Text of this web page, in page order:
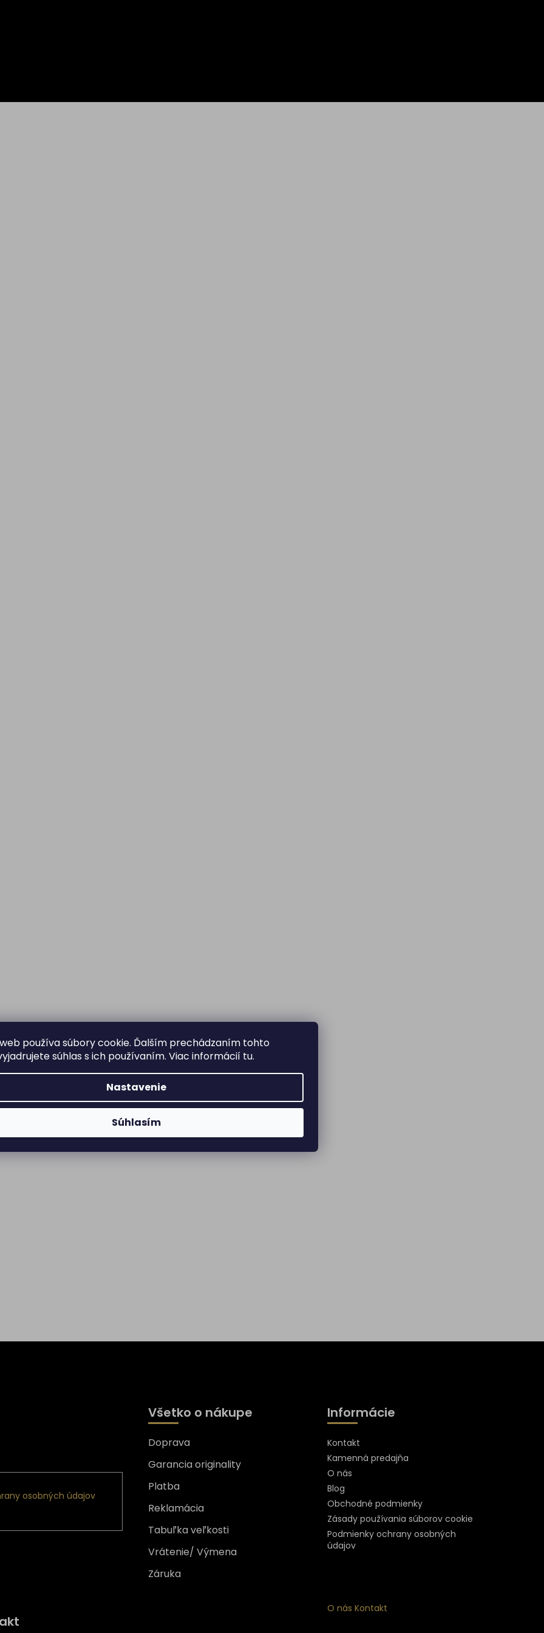
používa súbory cookie. Ďalším prechádzaním tohto
súhlas s ich používaním. Viac informácií tu.
Nastavenie
Súhlasím
osobných údajov
Všetko o nákupe
Doprava
Garancia originality
Platba
Reklamácia
Tabuľka veľkosti
Vrátenie/ Výmena
Záruka
Informácie
Kontakt
Kamenná predajňa
O nás
Blog
Obchodné podmienky
Zásady používania súborov cookie
Podmienky ochrany osobných
údajov
O nás Kontakt